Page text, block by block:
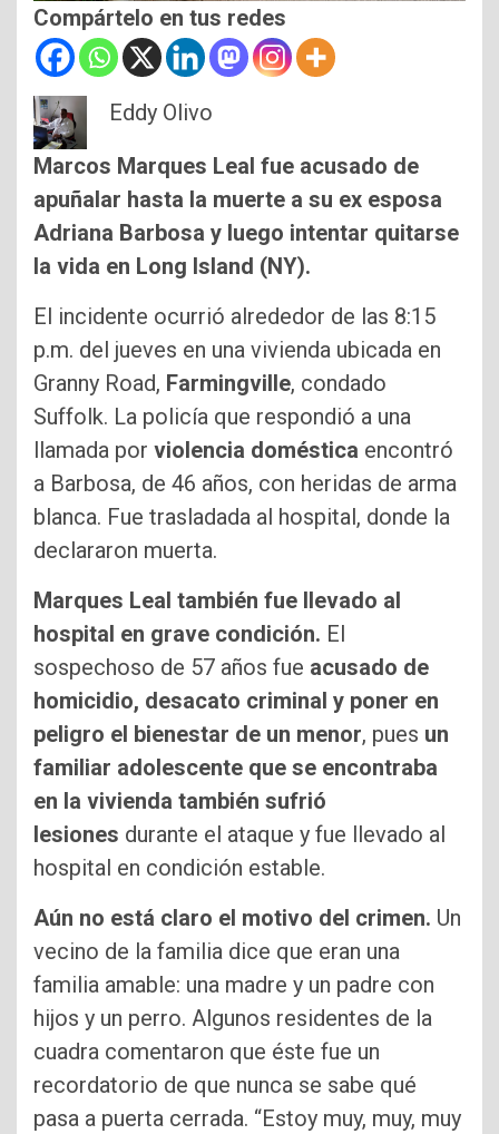
Compártelo en tus redes
Eddy Olivo
Marcos Marques Leal fue acusado de
apuñalar hasta la muerte a su ex esposa
Adriana Barbosa y luego intentar quitarse
la vida en Long Island (NY).
El incidente ocurrió alrededor de las 8:15
p.m. del jueves en una vivienda ubicada en
Granny Road, Farmingville, condado
Suffolk. La policía que respondió a una
llamada por violencia doméstica encontró
a Barbosa, de 46 años, con heridas de arma
blanca. Fue trasladada al hospital, donde la
declararon muerta.
Marques Leal también fue llevado al
hospital en grave condición. El
sospechoso de 57 años fue acusado de
homicidio, desacato criminal y poner en
peligro el bienestar de un menor, pues un
familiar adolescente que se encontraba
en la vivienda también sufrió
lesiones durante el ataque y fue llevado al
hospital en condición estable.
Aún no está claro el motivo del crimen. Un
vecino de la familia dice que eran una
familia amable: una madre y un padre con
hijos y un perro. Algunos residentes de la
cuadra comentaron que éste fue un
recordatorio de que nunca se sabe qué
pasa a puerta cerrada. “Estoy muy, muy, muy